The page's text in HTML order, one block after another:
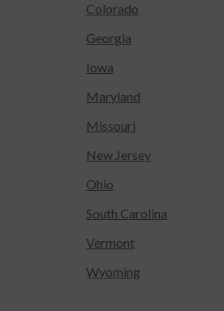
Colorado
Georgia
Iowa
Maryland
Missouri
New Jersey
Ohio
South Carolina
Vermont
Wyoming